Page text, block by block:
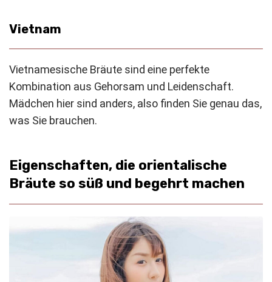
Vietnam
Vietnamesische Bräute sind eine perfekte
Kombination aus Gehorsam und Leidenschaft.
Mädchen hier sind anders, also finden Sie genau das,
was Sie brauchen.
Eigenschaften, die orientalische
Bräute so süß und begehrt machen